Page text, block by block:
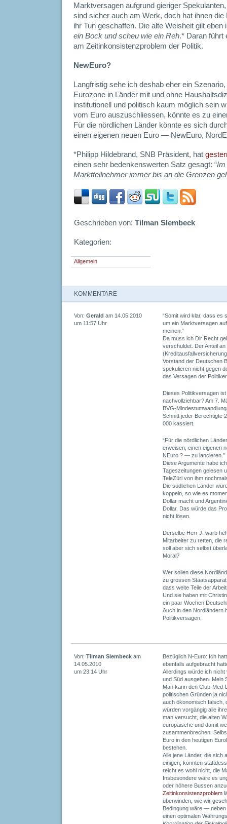
Marktversagen aufgrund gieriger
sind sicher auch am Werk, doch hat ihnen
ihr Tun geschaffen. Die alte Weisheit gilt
ein Bock und scheu wie ein Reh.* Daran führt
am Zeitinkonsistenzproblem der Politik.
NewEuro?
Langfristig sehe ich deshab eher ein
Eurozone in Länder mit und ohne
institutionell und politisch kaum möglich sein
vom Euro auszuschliessen, könnte es zu
Für die nördlichen Länder könnte es sich
einen eigenen neuen Euro — NewEuro,
*Philipp Hildebrand, SNB Präsident, hat
einen sehr bedenkenswerten Satz gesagt: “Im
Marktteilnehmer immer bis an die Grenzen
Geschrieben von: Tilman Slembeck
Kategorien:
Allgemein
KOMMENTARE
“Somit wird klar, dass es
um ein Marktversagen
meinen.”
Da muss ich Dir Recht
verschuldet. Der Anteil
Vorstand der Deutschen
spekulieren nicht gegen
das Versagen der
Dieses Politikversagen
nachvollziehbar? Am 7.
BVG-
Schnitt jeder Berechtigte
000 kassiert.
“Für die nördlichen
erweisen, einen eigenen
NEuro ? — zu lancieren.”
Diese Argumente habe
Tageszeitungen gelesen
TeleZüri von ihm
Die südlichen Länder
koppeln, so wie es
Dollar macht und
Dollar. Das würde das
nicht lösen.
Derselbe Herr J. warb
Mitarbeiter zu retten, die
soll aber sich selbst
Moral?
Wer sollen diese
zu grossen
dass weite Teile der
Und sie haben mit
ein paar Wochen
Auch in den Nordländern
Politikversagen.
Von: Gerald am 14.05.2010
um 11:57 Uhr
Bezüglich N-Euro: Ich
ebenfalls aufgebracht
Allerdings würde ich nicht
und Süd ausgehen. Mein
Man kann den Club-
politischen Gründen ja
auch ökonomisch falsch,
würden vorgängig alle
man versucht, die alten
europäische und damit
zusammenbrechen.
Euro in den heutigen
bestehen.
Alle jene Länder, die sich
einigen, könnten
reicht es wohl nicht, die
Insbesondere wäre es
oder höhere Bussen
Zeitinkonsistenzproblem
überwinden, wie wir
Bedingung wäre —
einen optimalen
Von: Tilman Slembeck am
14.05.2010
um 23:14 Uhr